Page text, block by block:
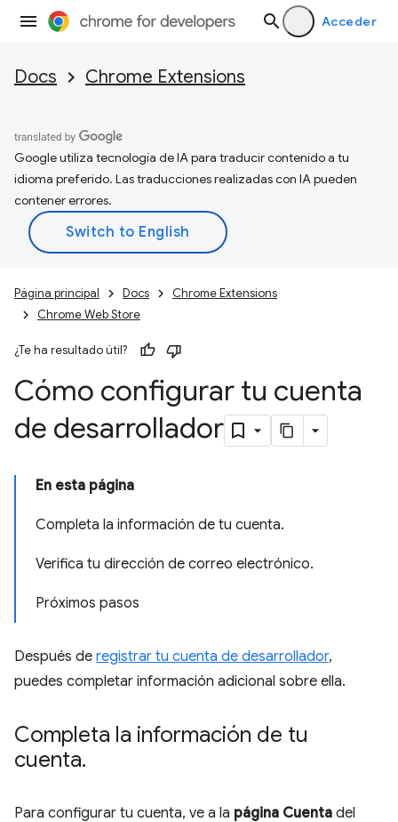
Acceder
Docs Chrome Extensions
Google utiliza tecnología de IA para traducir contenido a tu
idioma preferido. Las traducciones realizadas con IA pueden
contener errores.
Página principal Docs
Chrome Extensions
Chrome Web Store
¿Te ha resultado útil?
Cómo configurar tu cuenta
de desarrollador
En esta página
Completa la información de tu cuenta.
Verifica tu dirección de correo electrónico.
Próximos pasos
Después de registrar tu cuenta de desarrollador,
puedes completar información adicional sobre ella.
Completa la información de tu
cuenta.
Para configurar tu cuenta, ve a la página Cuenta del